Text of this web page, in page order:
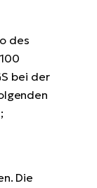
des
bei der
Die